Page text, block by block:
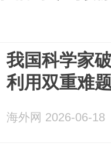
我国科学家
利用双重难
海外网 2026-06-18